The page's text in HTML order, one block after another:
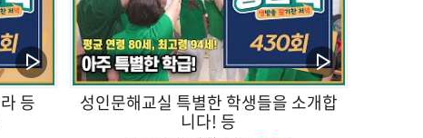
등 성인문해교실 특별한 학생들을 소개합
니다! 등